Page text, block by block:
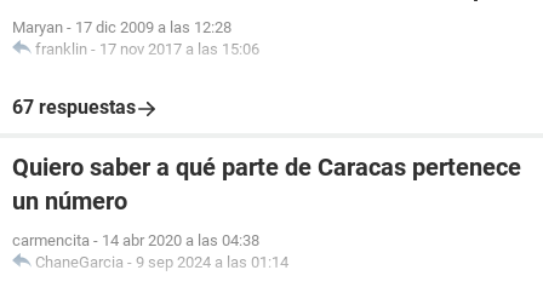
Maryan - 17 dic 2009 a las 12:28
franklin - 17 nov 2017 a las 15:06
67 respuestas
Quiero saber a qué parte de Caracas pertenece
un número
carmencita - 14 abr 2020 a las 04:38
ChaneGarcia - 9 sep 2024 a las 01:14